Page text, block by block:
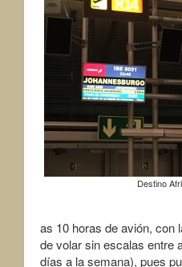
Destino
as 10 horas de avión,
de volar sin escalas entre
días a la semana), pues